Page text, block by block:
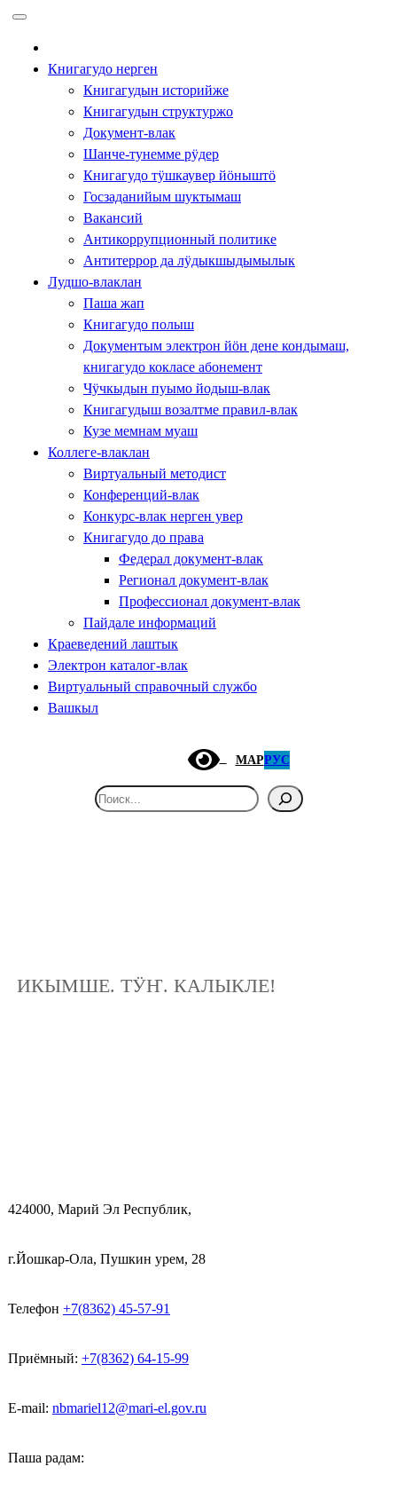
содержимому
Книгагудо нерген
Книгагудын историйже
Книгагудын структуржо
Документ-влак
Шанче-тунемме рӱдер
Книгагудо тӱшкаувер йӧныштӧ
Госзаданийым шуктымаш
Вакансий
Антикоррупционный политике
Антитеррор да лӱдыкшыдымылык
Лудшо-влаклан
Паша жап
Книгагудо полыш
Документым электрон йӧн дене кондымаш,
книгагудо кокласе абонемент
Чӱчкыдын пуымо йодыш-влак
Книгагудыш возалтме правил-влак
Кузе мемнам муаш
Коллеге-влаклан
Виртуальный методист
Конференций-влак
Конкурс-влак нерген увер
Книгагудо до права
Федерал документ-влак
Регионал документ-влак
Профессионал документ-влак
Пайдале информаций
Краеведений лаштык
Электрон каталог-влак
Виртуальный справочный службо
Вашкыл
МАРРУС
Поиск
ИКЫМШЕ. ТӰҤ. КАЛЫКЛЕ!
424000, Марий Эл Республик,
г.Йошкар-Ола, Пушкин урем, 28
Телефон +7(8362) 45-57-91
Приёмный: +7(8362) 64-15-99
E-mail: nbmariel12@mari-el.gov.ru
Паша радам: